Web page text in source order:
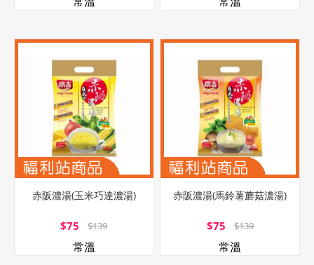
赤阪濃湯(玉米巧達濃湯)
$75 $139
常溫
赤阪濃湯(馬鈴薯蘑菇濃湯)
$75 $139
常溫